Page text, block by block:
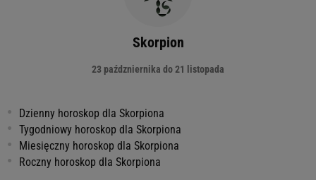
Skorpion
23 paźdzniernika do 21 listopada
Dzienny horoskop dla Skorpiona
Tygodniowy horoskop dla Skorpiona
Miesięczny horoskop dla Skorpiona
Roczny horoskop dla Skorpiona